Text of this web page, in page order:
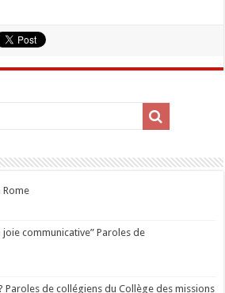
Rome
joie communicative” Paroles de
Paroles de collégiens du Collège des missions